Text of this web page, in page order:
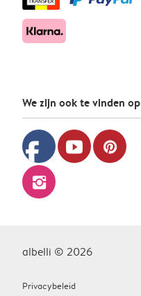
We zijn ook te vinden op
facebook youtube pinterest
instagram
albelli © 2026
Privacybeleid